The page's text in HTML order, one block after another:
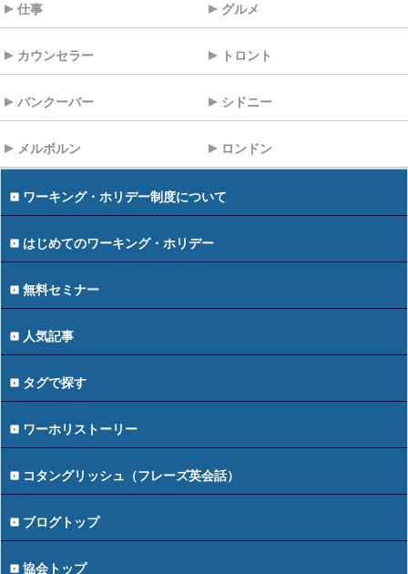
仕事 グルメ
カウンセラー トロント
バンクーバー シドニー
メルボルン ロンドン
ワーキング・ホリデー制度について
はじめてのワーキング・ホリデー
無料セミナー
人気記事
タグで探す
ワーホリストーリー
コタングリッシュ（フレーズ英会話）
ブログトップ
協会トップ